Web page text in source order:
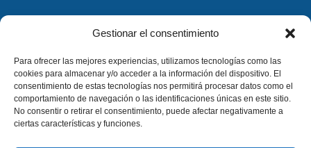
Gestionar el consentimiento
Para ofrecer las mejores experiencias, utilizamos tecnologías como las
cookies para almacenar y/o acceder a la información del dispositivo. El
consentimiento de estas tecnologías nos permitirá procesar datos como el
comportamiento de navegación o las identificaciones únicas en este sitio.
No consentir o retirar el consentimiento, puede afectar negativamente a
ciertas características y funciones.